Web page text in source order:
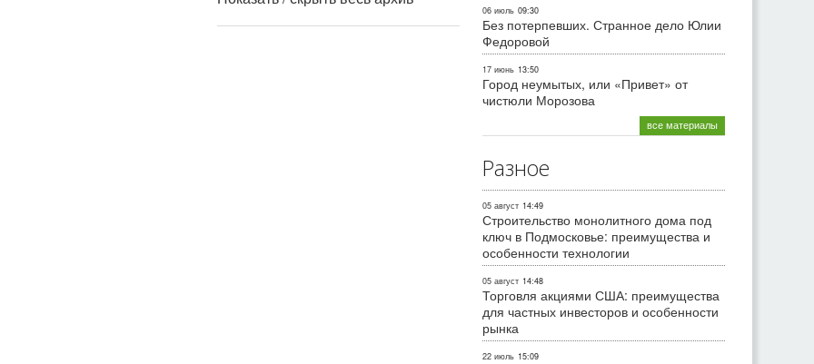
06 июль 09:30
Без потерпевших. Странное дело Юлии
Федоровой
17 июнь 13:50
Город неумытых, или «Привет» от
чистюли Морозова
все материалы
Разное
05 август 14:49
Строительство монолитного дома под
ключ в Подмосковье: преимущества и
особенности технологии
05 август 14:48
Торговля акциями США: преимущества
для частных инвесторов и особенности
рынка
22 июль 15:09